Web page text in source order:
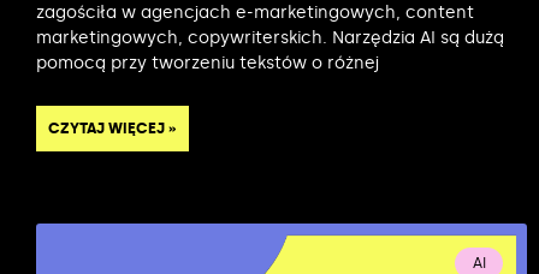
zagościła w agencjach e-marketingowych, content
marketingowych, copywriterskich. Narzędzia AI są dużą
pomocą przy tworzeniu tekstów o różnej
CZYTAJ WIĘCEJ »
AI